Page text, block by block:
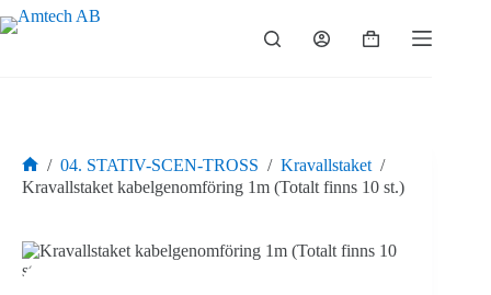
Hoppa
till
Varukorg
Hem
/ 04. STATIV-SCEN-TROSS / Kravallstaket /
Kravallstaket kabelgenomföring 1m (Totalt finns 10 st.)